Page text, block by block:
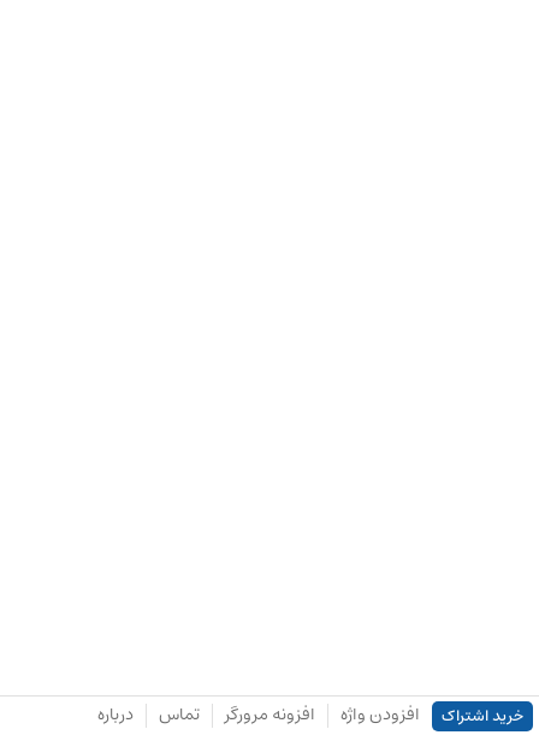
خرید اشتراک افزودن واژه افزونه مرورگر تماس درباره